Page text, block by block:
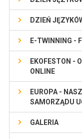
DZIEŃ
E-TWINNING -
EKOFESTON -
ONLINE
EUROPA -
SAMORZĄDU
GALERIA